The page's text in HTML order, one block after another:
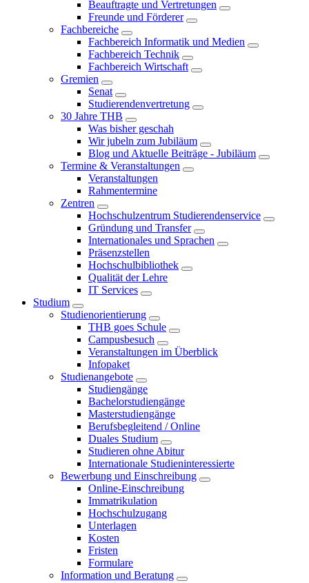
Beauftragte und Vertretungen
Freunde und Förderer
Fachbereiche
Fachbereich Informatik und Medien
Fachbereich Technik
Fachbereich Wirtschaft
Gremien
Senat
Studierendenvertretung
30 Jahre THB
Was bisher geschah
Wir jubeln zum Jubiläum
Blog und Aktuelle Beiträge - Jubiläum
Termine & Veranstaltungen
Veranstaltungen
Rahmentermine
Zentren
Hochschulzentrum Studierendenservice
Gründung und Transfer
Internationales und Sprachen
Präsenzstellen
Hochschulbibliothek
Qualität der Lehre
IT Services
Studium
Studienorientierung
THB goes Schule
Campusbesuch
Veranstaltungen im Überblick
Infopaket
Studienangebote
Studiengänge
Bachelorstudiengänge
Masterstudiengänge
Berufsbegleitend / Online
Duales Studium
Studieren ohne Abitur
Internationale Studieninteressierte
Bewerbung und Einschreibung
Online-Einschreibung
Immatrikulation
Hochschulzugang
Unterlagen
Kosten
Fristen
Formulare
Information und Beratung